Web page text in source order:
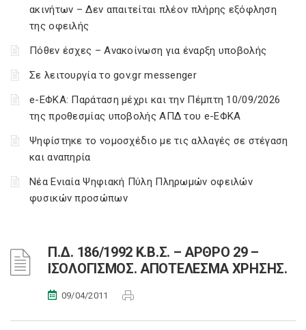
ακινήτων – Δεν απαιτείται πλέον πλήρης εξόφληση
της οφειλής
Πόθεν έσχες – Ανακοίνωση για έναρξη υποβολής
Σε λειτουργία το gov.gr messenger
e-ΕΦΚΑ: Παράταση μέχρι και την Πέμπτη 10/09/2026
της προθεσμίας υποβολής ΑΠΔ του e-ΕΦΚΑ
Ψηφίστηκε το νομοσχέδιο με τις αλλαγές σε στέγαση
και αναπηρία
Νέα Ενιαία Ψηφιακή Πύλη Πληρωμών οφειλών
φυσικών προσώπων
Π.Δ. 186/1992 Κ.Β.Σ. – ΑΡΘΡΟ 29 –
ΙΣΟΛΟΓΙΣΜΟΣ. ΑΠΟΤΕΛΕΣΜΑ ΧΡΗΣΗΣ.
09/04/2011